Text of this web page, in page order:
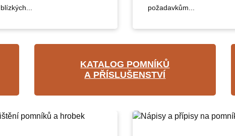
blízkých...
požadavkům...
KATALOG POMNÍKŮ
A PŘÍSLUŠENSTVÍ